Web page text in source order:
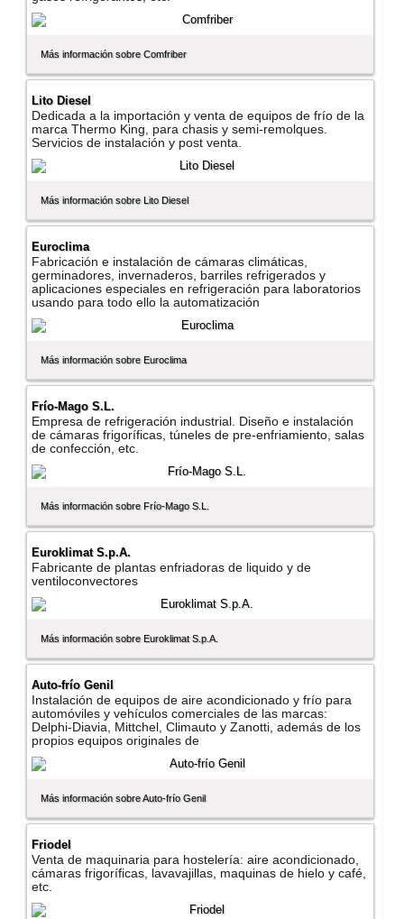
Más información sobre Comfriber
Lito Diesel
Dedicada a la importación y venta de equipos de frí­o de la
marca Thermo King, para chasis y semi-remolques.
Servicios de instalación y post venta.
Más información sobre Lito Diesel
Euroclima
Fabricación e instalación de cámaras climáticas,
germinadores, invernaderos, barriles refrigerados y
aplicaciones especiales en refrigeración para laboratorios
usando para todo ello la automatización
Más información sobre Euroclima
Frí­o-Mago S.L.
Empresa de refrigeración industrial. Diseño e instalación
de cámaras frigorí­ficas, túneles de pre-enfriamiento, salas
de confección, etc.
Más información sobre Frí­o-Mago S.L.
Euroklimat S.p.A.
Fabricante de plantas enfriadoras de liquido y de
ventiloconvectores
Más información sobre Euroklimat S.p.A.
Auto-frí­o Genil
Instalación de equipos de aire acondicionado y frí­o para
automóviles y vehí­culos comerciales de las marcas:
Delphi-Diavia, Mittchel, Climauto y Zanotti, además de los
propios equipos originales de
Más información sobre Auto-frí­o Genil
Friodel
Venta de maquinaria para hostelerí­a: aire acondicionado,
cámaras frigorí­ficas, lavavajillas, maquinas de hielo y café,
etc.